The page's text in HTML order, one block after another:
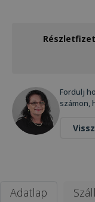
Fordulj
számon,
Adatlap